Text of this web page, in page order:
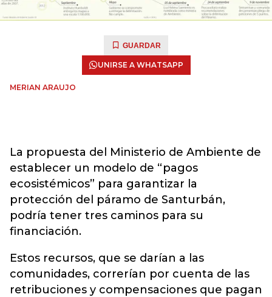
GUARDAR
UNIRSE A WHATSAPP
MERIAN ARAUJO
La propuesta del Ministerio de Ambiente de
establecer un modelo de “pagos
ecosistémicos” para garantizar la
protección del páramo de Santurbán,
podría tener tres caminos para su
financiación.
Estos recursos, que se darían a las
comunidades, correrían por cuenta de las
retribuciones y compensaciones que pagan